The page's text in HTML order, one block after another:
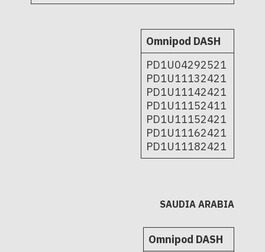
Omnipod DASH
PD1U04292521
PD1U11132421
PD1U11142421
PD1U11152411
PD1U11152421
PD1U11162421
PD1U11182421
SAUDIA ARABIA
Omnipod DASH